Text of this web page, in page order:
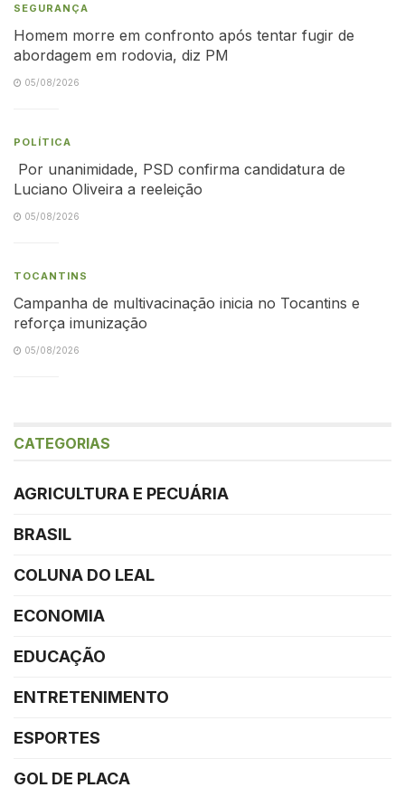
SEGURANÇA
Homem morre em confronto após tentar fugir de
abordagem em rodovia, diz PM
05/08/2026
POLÍTICA
Por unanimidade, PSD confirma candidatura de
Luciano Oliveira a reeleição
05/08/2026
TOCANTINS
Campanha de multivacinação inicia no Tocantins e
reforça imunização
05/08/2026
CATEGORIAS
AGRICULTURA E PECUÁRIA
BRASIL
COLUNA DO LEAL
ECONOMIA
EDUCAÇÃO
ENTRETENIMENTO
ESPORTES
GOL DE PLACA